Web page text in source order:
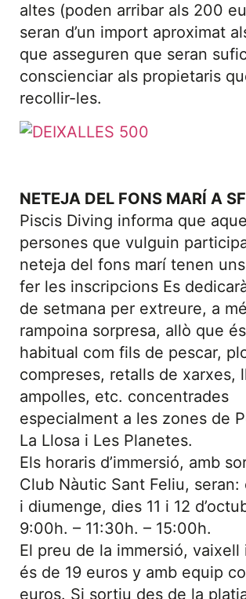
altes (poden arribar als 200
seran d’un import aproximat
que asseguren que seran
conscienciar als propietaris
recollir-les.
NETEJA DEL FONS MARÍ A
Piscis Diving informa que
persones que vulguin
neteja del fons marí tenen
fer les inscripcions Es
de setmana per extreure, a
rampoina sorpresa, allò que
habitual com fils de pescar,
compreses, retalls de xarxes,
ampolles, etc. concentrades
especialment a les zones de
La Llosa i Les Planetes.
Els horaris d’immersió, amb
Club Nàutic Sant Feliu, seran:
i diumenge, dies 11 i 12
9:00h. – 11:30h. – 15:00h.
El preu de la immersió, vaixell
és de 19 euros y amb equip
euros. Si sortiu des de la